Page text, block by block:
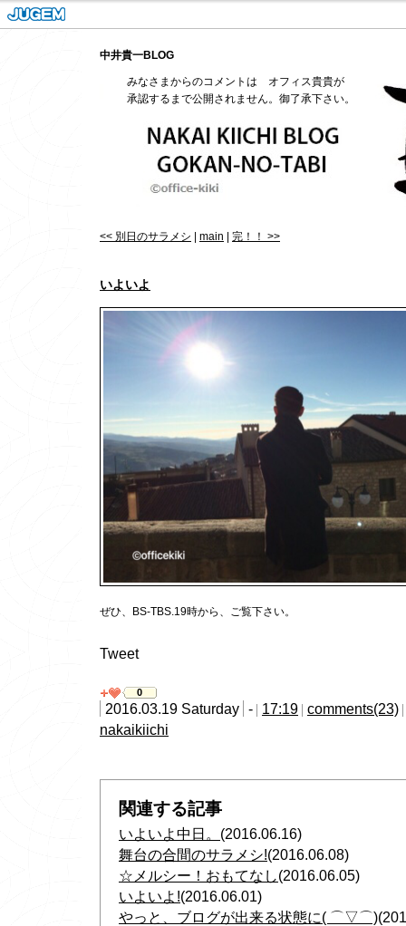
中井貴一BLOG
みなさまからのコメントは オフィス貴貴が
承認するまで公開されません。御了承下さい。
<< 別日のサラメシ main 完！！ >>
いよいよ
ぜひ、BS-TBS.19時から、ご覧下さい。
Tweet
0
2016.03.19 Saturday - 17:19 comments(23)
nakaikiichi
関連する記事
いよいよ中日。 (2016.06.16)
舞台の合間のサラメシ!(2016.06.08)
☆メルシー！おもてなし(2016.06.05)
いよいよ!(2016.06.01)
やっと、ブログが出来る状態に( ⌒▽⌒)